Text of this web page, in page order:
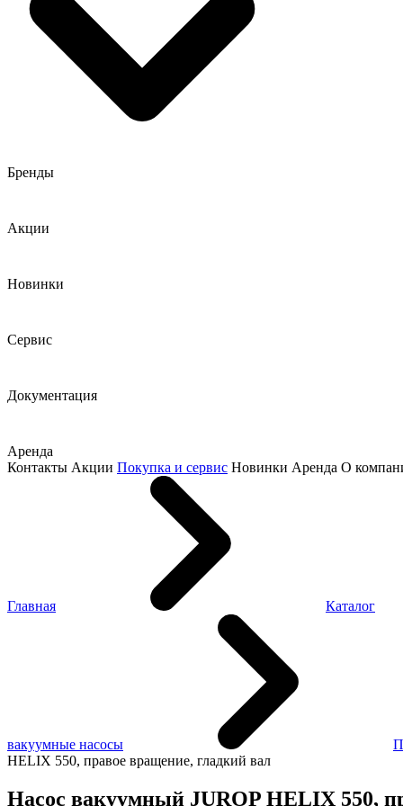
Бренды
Акции
Новинки
Сервис
Документация
Аренда
Контакты Акции Покупка и сервис Новинки Аренда О
Главная Каталог
вакуумные насосы
HELIX 550, правое вращение, гладкий вал
Насос вакуумный JUROP HELIX 550,